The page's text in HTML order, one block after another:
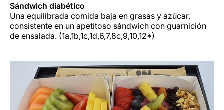
Sándwich diabético
Una equilibrada comida baja en grasas y azúcar,
consistente en un apetitoso sándwich con guarnición
de ensalada. (1a,1b,1c,1d,6,7,8c,9,10,12*)